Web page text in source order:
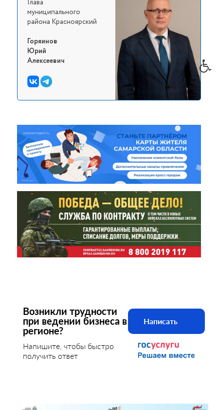
Глава
муниципального
района Красноярский
Горяинов
Юрий
Алексеевич
Возникли трудности
при ведении бизнеса в
регионе?
Напишите, чтобы быстро
получить ответ
Написать